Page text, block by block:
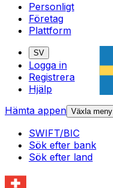
Personligt
Företag
Plattform
SV
Logga in
Registrera
Hjälp
Hämta appen Växla meny
SWIFT/BIC
Sök efter bank
Sök efter land